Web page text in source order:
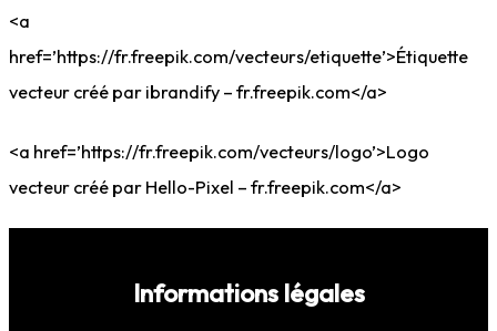
<a
href=’https://fr.freepik.com/vecteurs/etiquette’>Étiquette
vecteur créé par ibrandify – fr.freepik.com</a>
<a href=’https://fr.freepik.com/vecteurs/logo’>Logo
vecteur créé par Hello-Pixel – fr.freepik.com</a>
Informations légales